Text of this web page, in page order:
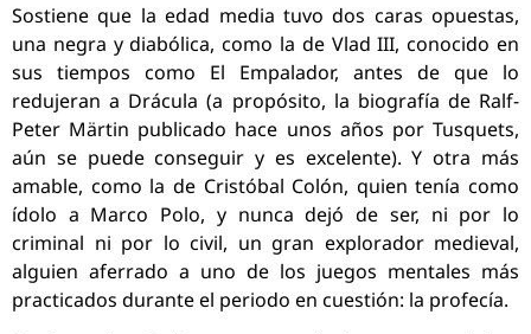
Sostiene que la edad media tuvo dos caras opuestas,
una negra y diabólica, como la de Vlad III, conocido en
sus tiempos como El Empalador, antes de que lo
redujeran a Drácula (a propósito, la biografía de Ralf-
Peter Märtin publicado hace unos años por Tusquets,
aún se puede conseguir y es excelente). Y otra más
amable, como la de Cristóbal Colón, quien tenía como
ídolo a Marco Polo, y nunca dejó de ser, ni por lo
criminal ni por lo civil, un gran explorador medieval,
alguien aferrado a uno de los juegos mentales más
practicados durante el periodo en cuestión: la profecía.